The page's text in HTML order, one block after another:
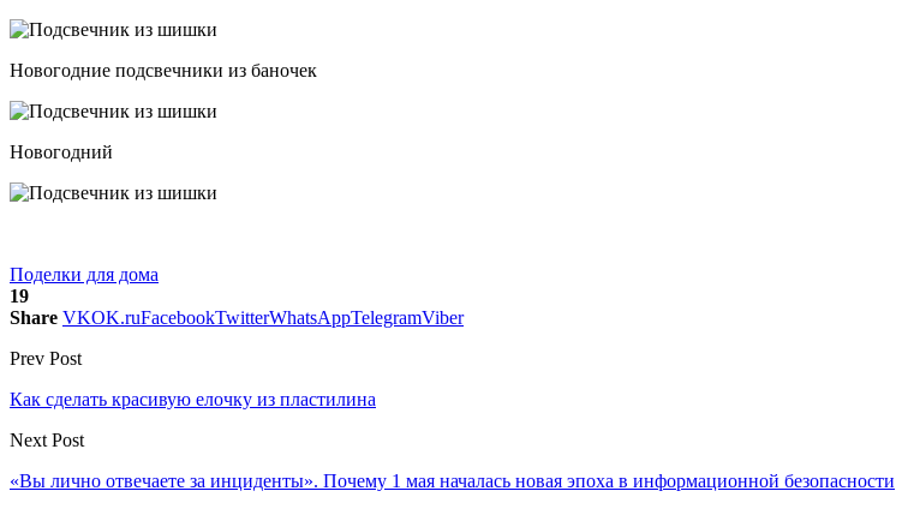
Новогодние подсвечники из баночек
Новогодний
Поделки для дома
19
Share VKOK.ruFacebookTwitterWhatsAppTelegramViber
Prev Post
Как сделать красивую елочку из пластилина
Next Post
«Вы лично отвечаете за инциденты». Почему 1 мая началась новая эпоха в информационной безопасности